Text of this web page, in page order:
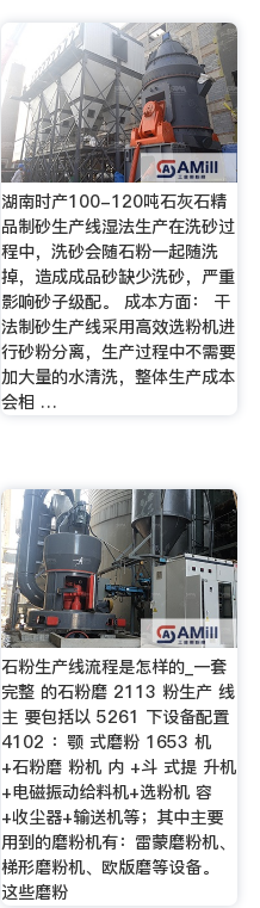
湖南时产100-120吨石灰石精
品制砂生产线湿法生产在洗砂过
程中，洗砂会随石粉一起随洗
掉，造成成品砂缺少洗砂，严重
影响砂子级配。 成本方面： 干
法制砂生产线采用高效选粉机进
行砂粉分离，生产过程中不需要
加大量的水清洗，整体生产成本
会相 …
石粉生产线流程是怎样的_一套
完整 的石粉磨 2113 粉生产 线
主 要包括以 5261 下设备配置
4102 ：颚 式磨粉 1653 机
+石粉磨 粉机 内 +斗 式提 升机
+电磁振动给料机+选粉机 容
+收尘器+输送机等；其中主要
用到的磨粉机有：雷蒙磨粉机、
梯形磨粉机、欧版磨等设备。
这些磨粉